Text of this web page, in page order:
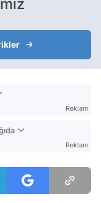
Reklam
Reklam